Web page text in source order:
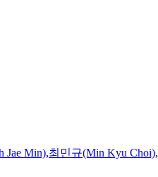
Jae Min),최민규(Min Kyu Choi),